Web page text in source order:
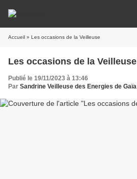
Accueil » Les occasions de la Veilleuse
Les occasions de la Veilleuse
Publié le 19/11/2023 à 13:46
Par Sandrine Veilleuse des Energies de Gaïa